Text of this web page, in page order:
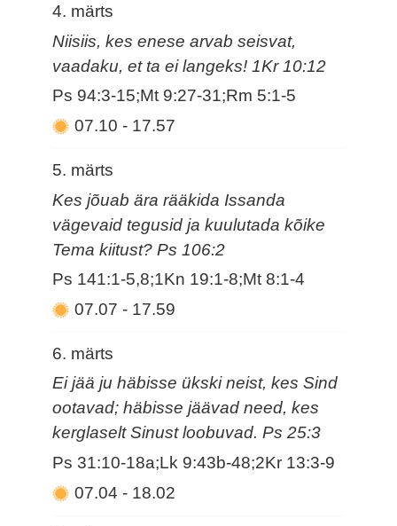
4. märts
Niisiis, kes enese arvab seisvat,
vaadaku, et ta ei langeks! 1Kr 10:12
Ps 94:3-15;Mt 9:27-31;Rm 5:1-5
07.10- 17.57
5. märts
Kes jõuab ära rääkida Issanda
vägevaid tegusid ja kuulutada kõike
Tema kiitust? Ps 106:2
Ps 141:1-5,8;1Kn 19:1-8;Mt 8:1-4
07.07- 17.59
6. märts
Ei jää ju häbisse ükski neist, kes Sind
ootavad; häbisse jäävad need, kes
kerglaselt Sinust loobuvad. Ps 25:3
Ps 31:10-18a;Lk 9:43b-48;2Kr 13:3-9
07.04- 18.02